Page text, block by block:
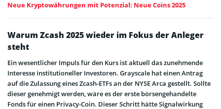
Neue Kryptowährungen mit Potenzial: Neue Coins 2025
Warum Zcash 2025 wieder im Fokus der Anleger
steht
Ein wesentlicher Impuls für den Kurs ist aktuell das zunehmende
Interesse institutioneller Investoren. Grayscale hat einen Antrag
auf die Zulassung eines Zcash-ETFs an der NYSE Arca gestellt. Sollte
dieser genehmigt werden, wäre es der erste börsengehandelte
Fonds für einen Privacy-Coin. Dieser Schritt hätte Signalwirkung